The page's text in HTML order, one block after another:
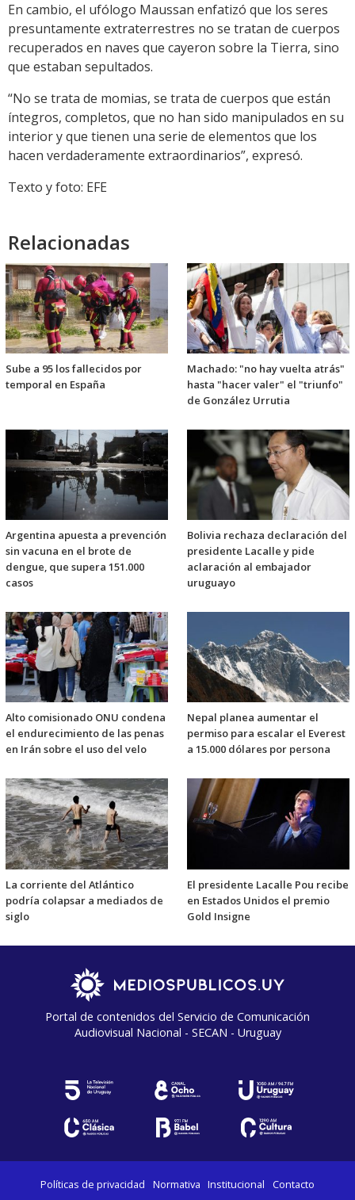
En cambio, el ufólogo Maussan enfatizó que los seres
presuntamente extraterrestres no se tratan de cuerpos
recuperados en naves que cayeron sobre la Tierra, sino
que estaban sepultados.
“No se trata de momias, se trata de cuerpos que están
íntegros, completos, que no han sido manipulados en su
interior y que tienen una serie de elementos que los
hacen verdaderamente extraordinarios”, expresó.
Texto y foto: EFE
Relacionadas
Sube a 95 los fallecidos por
temporal en España
Machado: "no hay vuelta atrás"
hasta "hacer valer" el "triunfo"
de González Urrutia
Argentina apuesta a prevención
sin vacuna en el brote de
dengue, que supera 151.000
casos
Bolivia rechaza declaración del
presidente Lacalle y pide
aclaración al embajador
uruguayo
Alto comisionado ONU condena
el endurecimiento de las penas
en Irán sobre el uso del velo
Nepal planea aumentar el
permiso para escalar el Everest
a 15.000 dólares por persona
La corriente del Atlántico
podría colapsar a mediados de
siglo
El presidente Lacalle Pou recibe
en Estados Unidos el premio
Gold Insigne
Portal de contenidos del Servicio de Comunicación
Audiovisual Nacional - SECAN - Uruguay
Políticas de privacidad Normativa Institucional Contacto